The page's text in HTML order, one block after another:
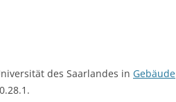
des Saarlandes in Gebäude